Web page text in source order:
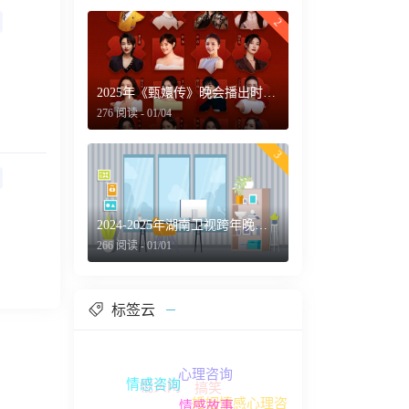
2
2025年《甄嬛传》晚会播出时间几点 嘉宾名单一览
276 阅读 - 01/04
3
2024-2025年湖南卫视跨年晚会最新消息：主持人+明星嘉宾名单
266 阅读 - 01/01
标签云
棍头网 搞笑
情感咨询
心理咨询
婚姻情感心理咨询